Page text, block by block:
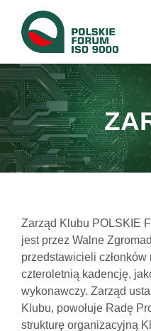
Zarząd Klubu POLSKIE
jest przez Walne
przedstawicieli
czteroletnią kadencję,
wykonawczy. Zarząd
Klubu, powołuje Radę
strukturę organizacyjną